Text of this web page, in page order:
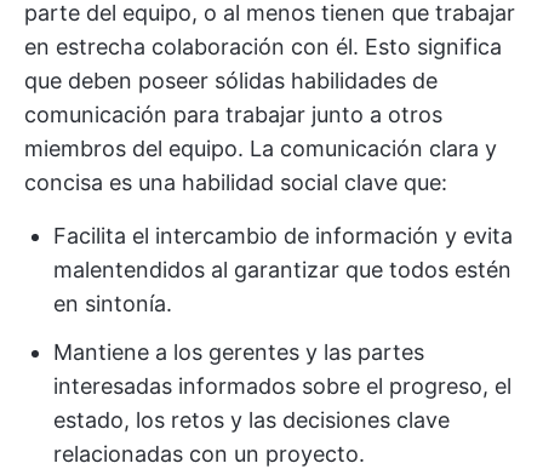
parte del equipo, o al menos tienen que trabajar
en estrecha colaboración con él. Esto significa
que deben poseer sólidas habilidades de
comunicación para trabajar junto a otros
miembros del equipo. La comunicación clara y
concisa es una habilidad social clave que:
Facilita el intercambio de información y evita
malentendidos al garantizar que todos estén
en sintonía.
Mantiene a los gerentes y las partes
interesadas informados sobre el progreso, el
estado, los retos y las decisiones clave
relacionadas con un proyecto.